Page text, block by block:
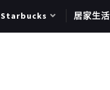
Starbucks 居家生活